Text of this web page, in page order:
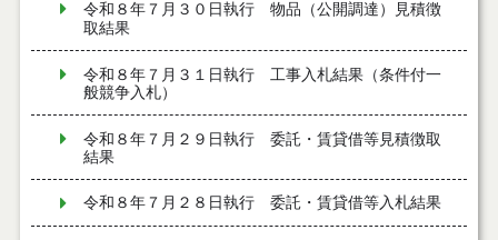
令和８年７月３０日執行 物品（公開調達）見積徴
取結果
令和８年７月３１日執行 工事入札結果（条件付一
般競争入札）
令和８年７月２９日執行 委託・賃貸借等見積徴取
結果
令和８年７月２８日執行 委託・賃貸借等入札結果